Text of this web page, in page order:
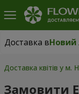
Доставка вНовий
Доставка в
Доставка квітів у м.
Замовити